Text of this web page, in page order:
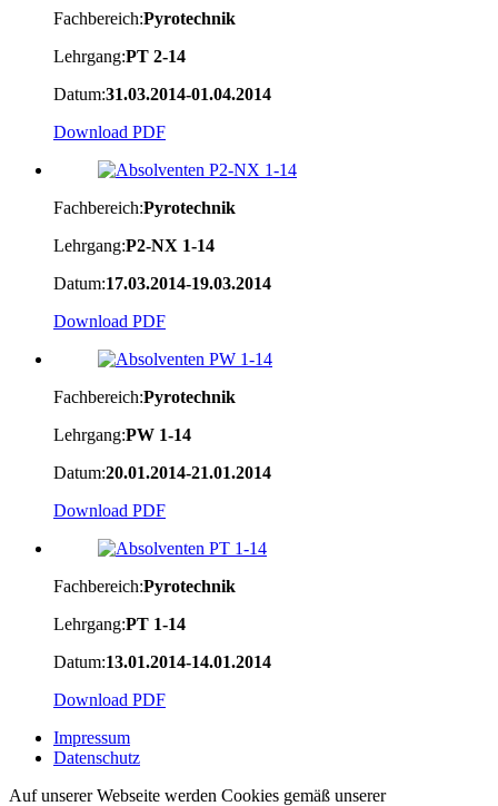
Fachbereich:Pyrotechnik
Lehrgang:PT 2-14
Datum:31.03.2014-01.04.2014
Download PDF
Fachbereich:Pyrotechnik
Lehrgang:P2-NX 1-14
Datum:17.03.2014-19.03.2014
Download PDF
Fachbereich:Pyrotechnik
Lehrgang:PW 1-14
Datum:20.01.2014-21.01.2014
Download PDF
Fachbereich:Pyrotechnik
Lehrgang:PT 1-14
Datum:13.01.2014-14.01.2014
Download PDF
Impressum
Datenschutz
Auf unserer Webseite werden Cookies gemäß unserer